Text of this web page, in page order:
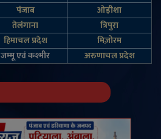
पंजाब
ओड़ीशा
तेलंगाना
त्रिपुरा
हिमाचल प्रदेश
मिज़ोरम
जम्‍मू एवं कश्‍मीर अरुणाचल प्रदेश